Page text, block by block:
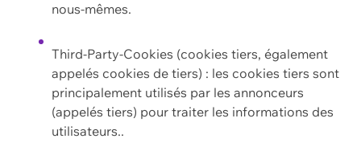
nous-mêmes.
Third-Party-Cookies (cookies tiers, également
appelés cookies de tiers) : les cookies tiers sont
principalement utilisés par les annonceurs
(appelés tiers) pour traiter les informations des
utilisateurs..